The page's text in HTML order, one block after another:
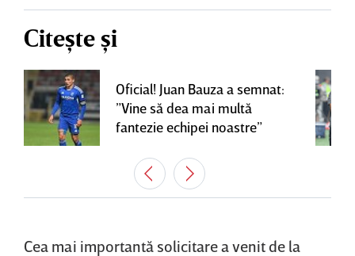
Citește și
Oficial! Juan Bauza a semnat:
”Vine să dea mai multă
fantezie echipei noastre”
Cea mai importantă solicitare a venit de la